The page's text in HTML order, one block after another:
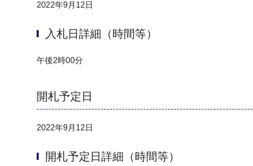
2022年9月12日
入札日詳細（時間等）
午後2時00分
開札予定日
2022年9月12日
開札予定日詳細（時間等）